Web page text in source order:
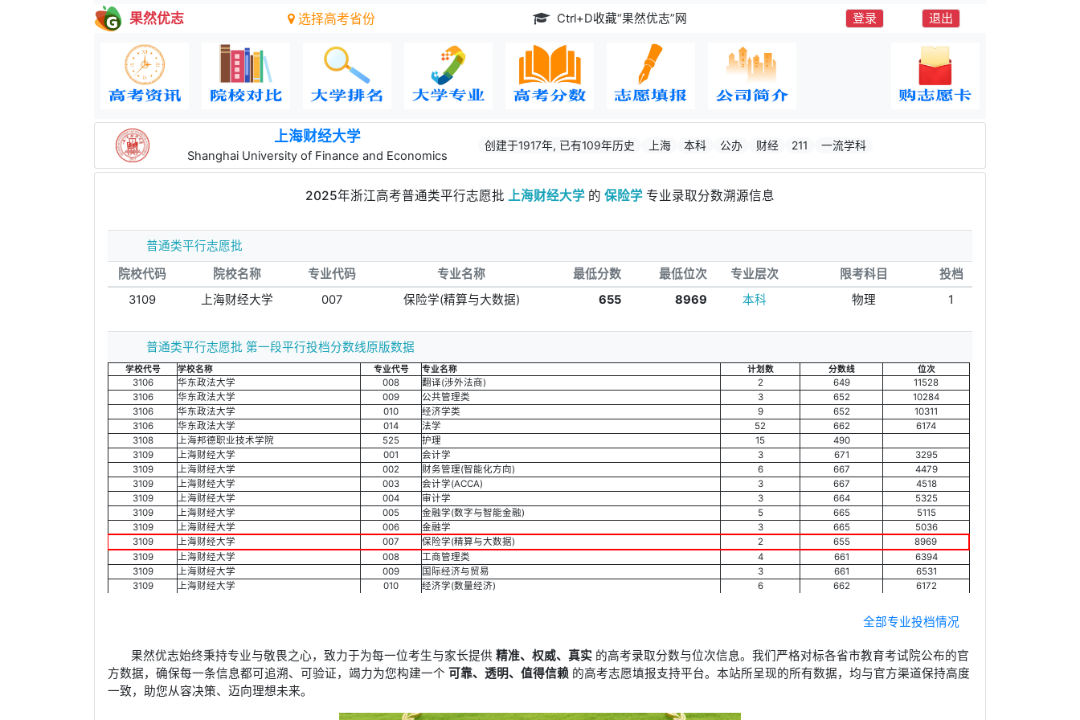
果然优志 选择高考省份 Ctrl+D收藏“果然优志”网 登录 退出
上海财经大学
Shanghai University of Finance and Economics
创建于1917年, 已有109年历史 上海 本科 公办 财经 211 一流学科
2025年浙江高考普通类平行志愿批 上海财经大学 的 保险学 专业录取分数溯源信息
普通类平行志愿批
院校代码
院校名称 专业代码 专业名称 最低分数 最低位次 专业层次 限考科目
投档
3109
上海财经大学 007 保险学(精算与大数据) 655 8969 本科 物理 1
普通类平行志愿批 第一段平行投档分数线原版数据
学校代号 学校名称 专业代号 专业名称 计划数 分数线 位次
3106 华东政法大学 008 翻译(涉外法商) 2 649
11528
3106
华东政法大学 009 公共管理类 3 652
10284
3106
华东政法大学 010 经济学类 9 652
10311
3106
华东政法大学 014 法学 52 662
6174
3108
上海邦德职业技术学院 525 护理 15
490
3109
上海财经大学 001 会计学 3 671
3295
3109
上海财经大学 002 财务管理(智能化方向) 6 667
4479
3109
上海财经大学 003 会计学(ACCA) 3 667
4518
3109
上海财经大学 004 审计学 3 664
5325
3109
上海财经大学 005 金融学(数字与智能金融) 5 665
5115
3109
上海财经大学 006 金融学 3 665
5036
3109
上海财经大学 007 保险学(精算与大数据) 2 655
8969
3109
上海财经大学 008 工商管理类 4 661
6394
3109
上海财经大学 009 国际经济与贸易 3 661
6531
3109
上海财经大学 010 经济学(数量经济) 6 662 6172
全部专业投档情况
果然优志始终秉持专业与敬畏之心，致力于为每一位考生与家长提供精准、权威、真实 的高考录取分数与位次信息。我们严格对标各省市教育考试院公布的官
方数据，确保每一条信息都可追溯、可验证，竭力为您构建一个 可靠、透明、值得信赖 的高考志愿填报支持平台。本站所呈现的所有数据，均与官方渠道保持高度
一致，助您从容决策、迈向理想未来。